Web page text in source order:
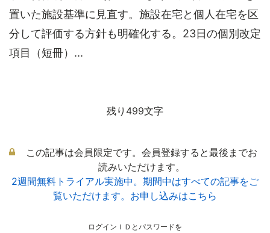
置いた施設基準に見直す。施設在宅と個人在宅を区
分して評価する方針も明確化する。23日の個別改定
項目（短冊）...
残り499文字
この記事は会員限定です。会員登録すると最後までお
読みいただけます。
2週間無料トライアル実施中。期間中はすべての記事をご
覧いただけます。お申し込みはこちら
ログインＩＤとパスワードを